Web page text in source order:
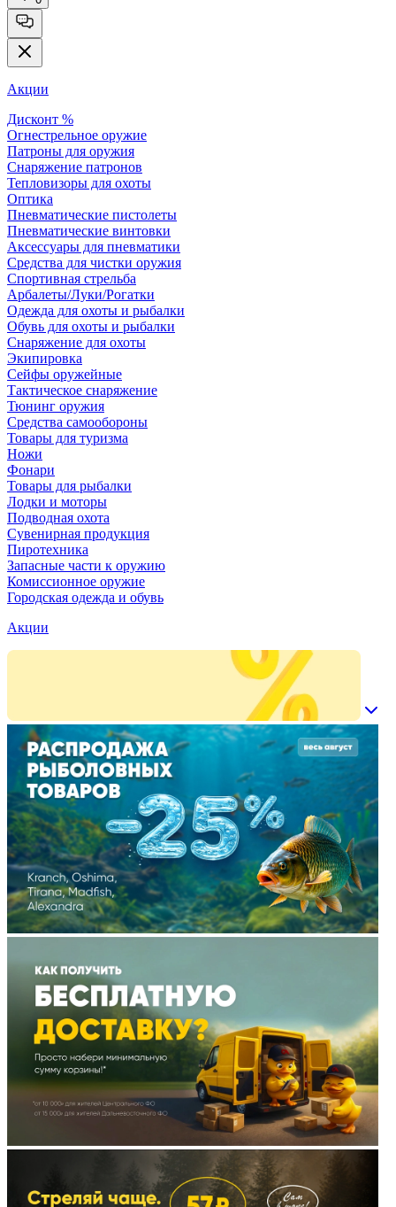
Акции
Дисконт %
Огнестрельное оружие
Патроны для оружия
Снаряжение патронов
Тепловизоры для охоты
Оптика
Пневматические пистолеты
Пневматические винтовки
Аксессуары для пневматики
Средства для чистки оружия
Спортивная стрельба
Арбалеты/Луки/Рогатки
Одежда для охоты и рыбалки
Обувь для охоты и рыбалки
Снаряжение для охоты
Экипировка
Сейфы оружейные
Тактическое снаряжение
Тюнинг оружия
Средства самообороны
Товары для туризма
Ножи
Фонари
Товары для рыбалки
Лодки и моторы
Подводная охота
Сувенирная продукция
Пиротехника
Запасные части к оружию
Комиссионное оружие
Городская одежда и обувь
Акции